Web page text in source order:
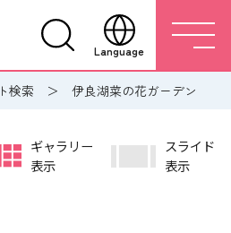
Language
検索 伊良湖菜の花ガーデン
ギャラリー
表示
スライド
表示